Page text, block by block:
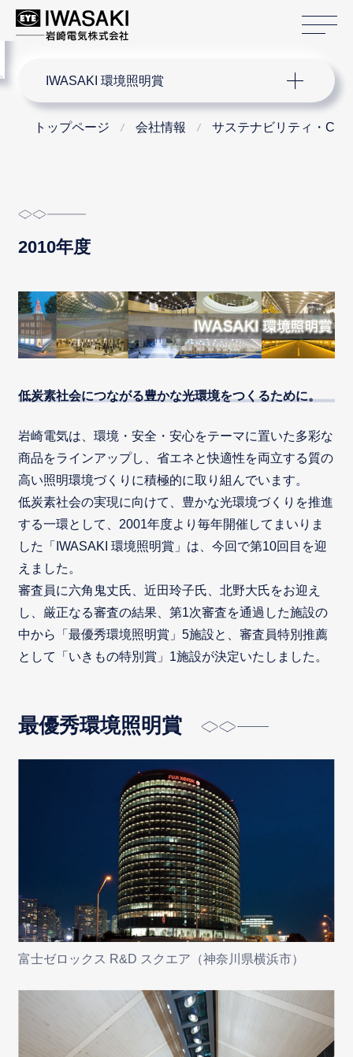
IWASAKI 環境照明賞
トップページ 会社情報 サステナビリティ・
2010年度
低炭素社会につながる豊かな光環境をつくるために。
岩崎電気は、環境・安全・安心をテーマに置いた多彩な
商品をラインアップし、省エネと快適性を両立する質の
高い照明環境づくりに積極的に取り組んでいます。
低炭素社会の実現に向けて、豊かな光環境づくりを推進
する一環として、2001年度より毎年開催してまいりま
した「IWASAKI 環境照明賞」は、今回で第10回目を迎
えました。
審査員に六角鬼丈氏、近田玲子氏、北野大氏をお迎え
し、厳正なる審査の結果、第1次審査を通過した施設の
中から「最優秀環境照明賞」5施設と、審査員特別推薦
として「いきもの特別賞」1施設が決定いたしました。
最優秀環境照明賞
富士ゼロックス R&D スクエア（神奈川県横浜市）
menu